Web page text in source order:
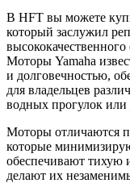
В HFT вы можете
который заслужил
Моторы Yamaha
и долговечностью,
для владельцев
водных прогулок
Моторы отличаются
которые
обеспечивают тихую
делают их